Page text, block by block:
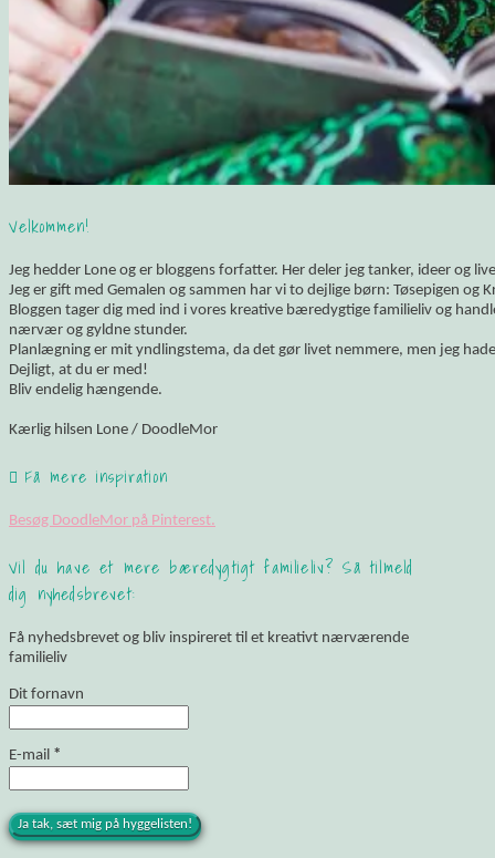
Velkommen!
Jeg hedder Lone og er bloggens forfatter. Her deler jeg tanker, ideer og
Jeg er gift med Gemalen og sammen har vi to dejlige børn: Tøsepigen og
Bloggen tager dig med ind i vores kreative bæredygtige familieliv og
nærvær og gyldne stunder.
Planlægning er mit yndlingstema, da det gør livet nemmere, men jeg
Dejligt, at du er med!
Bliv endelig hængende.
Kærlig hilsen Lone / DoodleMor
Få mere inspiration
Besøg DoodleMor på Pinterest.
Vil du have et mere bæredygtigt familieliv? Så tilmeld
dig nyhedsbrevet:
Få nyhedsbrevet og bliv inspireret til et kreativt nærværende
familieliv
Dit fornavn
E-mail *